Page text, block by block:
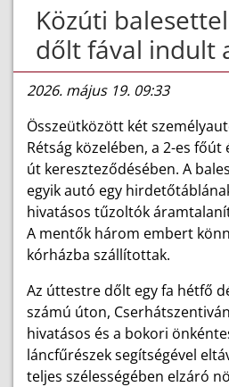
Közúti
dőlt fával indult
2026. május 19. 09:33
Összeütközött két
Rétság közelében, a 2-es
út kereszteződésében. A
egyik autó egy
hivatásos tűzoltók
A mentők három embert
kórházba szállítottak.
Az úttestre dőlt egy fa hétfő
számú úton,
hivatásos és a bokori
láncfűrészek segítségével
teljes szélességében elzáró